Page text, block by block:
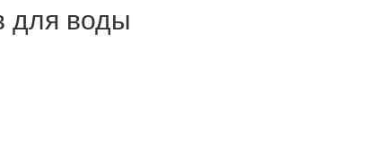
для воды